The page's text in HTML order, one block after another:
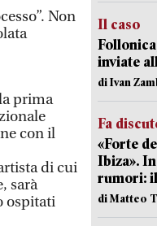
Non
prima
con il
di cui
sarà
ospitati
Il caso
inviate
di Ivan
Fa
«Forte
Ibiza».
rumori:
di Matteo